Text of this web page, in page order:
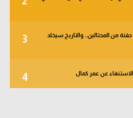
3
من المحتالين.. والتاريخ سيخلد
4 عن عمر كمال